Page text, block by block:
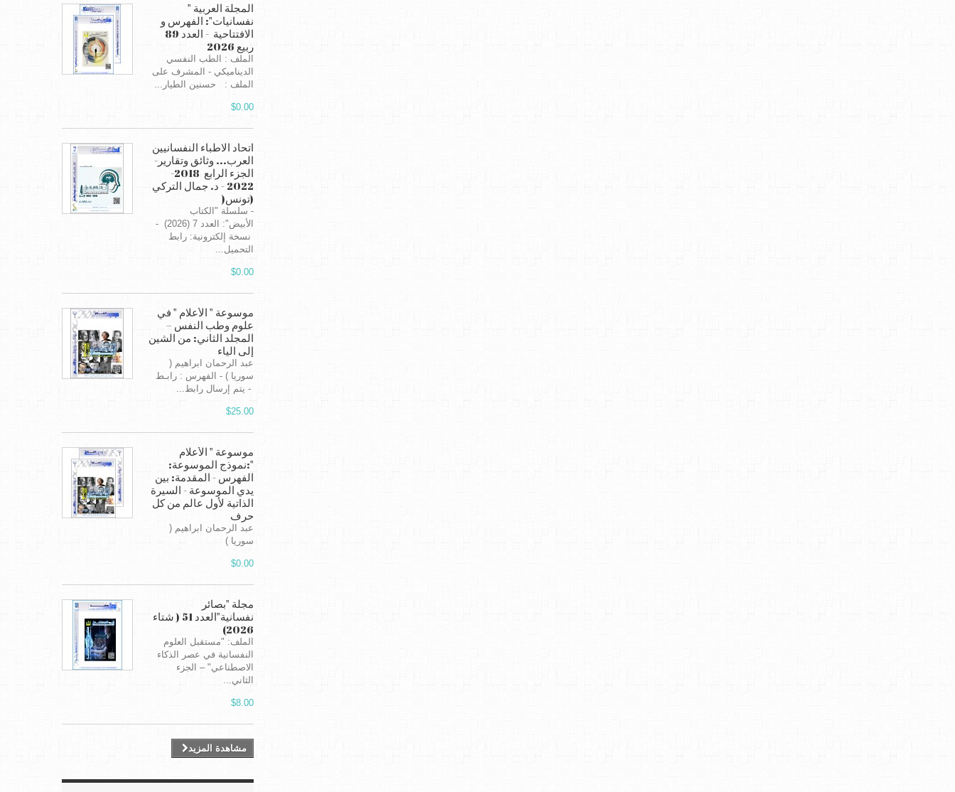
المجلة العربية "
نفسانيات": الفهرس و
ربيع 2026
الملف : الطب النفسي
الديناميكي - المشرف على
الملف : حسنين الطيار...
$0.00
اتحاد الاطباء النفسانيين
العرب... وثائق وتقارير-
الجزء الرابع 2018-
2022 - د. جمال التركي
(تونس(
- سلسلة "الكتاب
الأبيض": العدد 7 (2026) -
نسخة إلكترونية: رابط
التحميل...
$0.00
موسوعة " الأعلام " في
علوم وطب النفس –
المجلد الثاني: من الشين
إلى الياء
عبد الرحمان ابراهيم (
سوريا ) - الفهرس : رابـط
- يتم إرسال رابط...
$25.00
موسوعة " الأعلام
":نموذج الموسوعة:
الفهرس - المقدمة: بين
يدي الموسوعة - السيرة
الذاتية لأول عالم من كل
حرف
عبد الرحمان ابراهيم (
سوريا )
$0.00
مجلة "بصائر
نفسانية"العدد 51 ( شتاء
2026)
الملف: "مستقبل العلوم
النفسانية في عصر الذكاء
الاصطناعي" – الجزء
الثاني...
$8.00
مشاهدة المزيد